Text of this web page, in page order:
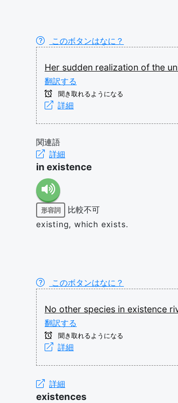
このボタンはなに？
Her sudden realization of the
翻訳する
聞き取れるようになる
詳細
関連語
詳細
in existence
形容詞
比較不可
existing, which exists.
このボタンはなに？
No other species in existence
翻訳する
聞き取れるようになる
詳細
詳細
existences